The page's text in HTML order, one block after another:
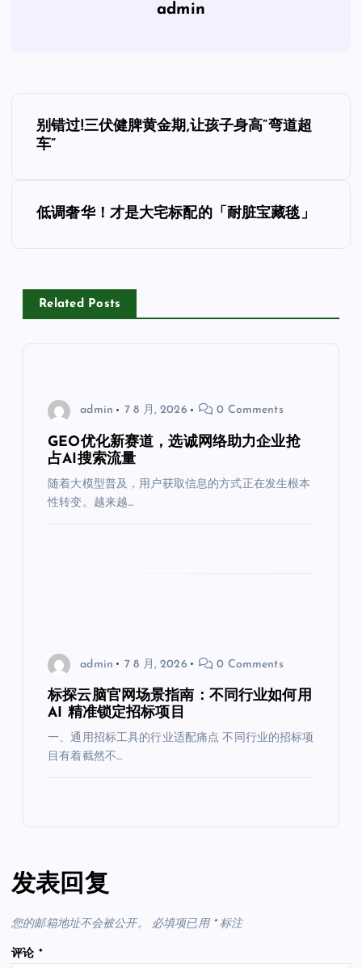
admin
文
章
航
别错过!三伏健脾黄金期,让孩子身高”弯道超
车”
低调奢华！才是大宅标配的「耐脏宝藏毯」
Related Posts
admin 7 8 月, 2026 0 Comments
GEO优化新赛道，选诚网络助力企业抢
占AI搜索流量
随着大模型普及，用户获取信息的方式正在发生根本
性转变。越来越…
admin 7 8 月, 2026 0 Comments
标探云脑官网场景指南：不同行业如何用
AI 精准锁定招标项目
一、通用招标工具的行业适配痛点 不同行业的招标项
目有着截然不…
发表回复
您的邮箱地址不会被公开。 必填项已用 *标注
评论 *